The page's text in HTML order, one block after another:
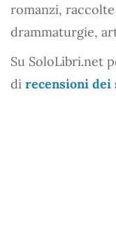
romanzi,
drammaturgie,
Su SoloLibri.net
di recensioni dei